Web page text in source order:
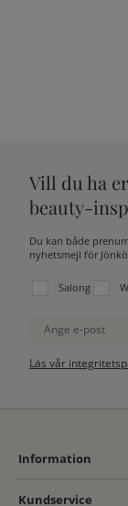
Vill du ha
beauty-
Du kan både
nyhetsmejl för
Välj vilken lista du
Salong
Ange e-post
Läs vår
Information
Kundservice